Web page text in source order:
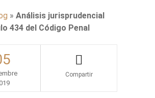
» Análisis jurisprudencial
434 del Código Penal